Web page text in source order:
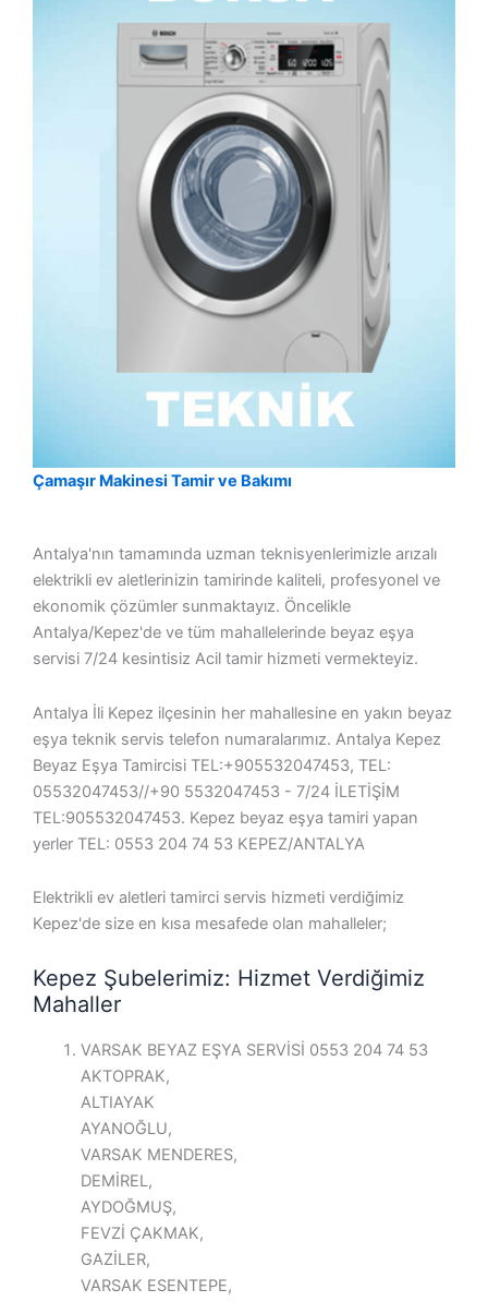
Çamaşır Makinesi Tamir ve Bakımı
Antalya'nın tamamında uzman teknisyenlerimizle arızalı
elektrikli ev aletlerinizin tamirinde kaliteli, profesyonel ve
ekonomik çözümler sunmaktayız. Öncelikle
Antalya/Kepez'de ve tüm mahallelerinde beyaz eşya
servisi 7/24 kesintisiz Acil tamir hizmeti vermekteyiz.
Antalya İli Kepez ilçesinin her mahallesine en yakın beyaz
eşya teknik servis telefon numaralarımız. Antalya Kepez
Beyaz Eşya Tamircisi TEL:+905532047453, TEL:
05532047453//+90 5532047453 ­- 7/24 İLETİŞİM
TEL:905532047453. Kepez beyaz eşya tamiri yapan
yerler TEL: 0553 204 74 53 KEPEZ/ANTALYA
Elektrikli ev aletleri tamirci servis hizmeti verdiğimiz
Kepez'de size en kısa mesafede olan mahalleler;
Kepez Şubelerimiz: Hizmet Verdiğimiz
Mahaller
VARSAK BEYAZ EŞYA SERVİSİ 0553 204 74 53
AKTOPRAK,
ALTIAYAK
AYANOĞLU,
VARSAK MENDERES,
DEMİREL,
AYDOĞMUŞ,
FEVZİ ÇAKMAK,
GAZİLER,
VARSAK ESENTEPE,